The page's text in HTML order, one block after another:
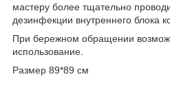
мастеру более тщательно
дезинфекции внутреннего блока
При бережном обращении
использование.
Размер 89*89 см